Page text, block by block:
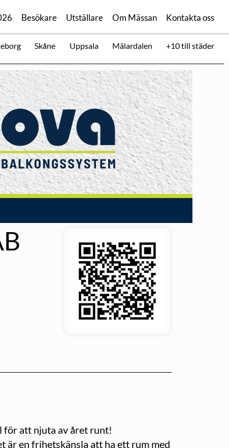
Besökare Utställare Om Mässan Kontakta oss
Skåne Uppsala Mälardalen +10 till städer
för att njuta av året runt!
är en frihetskänsla att ha ett rum med